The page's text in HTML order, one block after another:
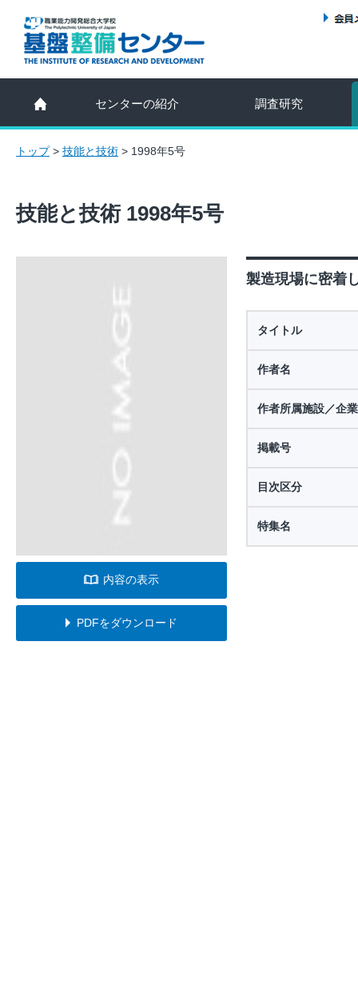
センターの紹介 調査研究
トップ> 技能と技術 > 1998年5号
技能と技術 1998年5号
内容の表示
PDFをダウンロード
製造現場に密着
タイトル
作者名
作者所属施設／企業
掲載号
目次区分
特集名